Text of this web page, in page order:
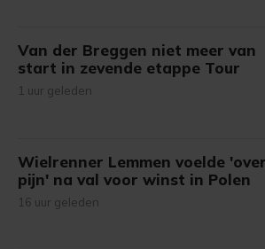
Van der Breggen niet meer van
start in zevende etappe Tour
1 uur geleden
Wielrenner Lemmen voelde
pijn' na val voor winst in Polen
16 uur geleden